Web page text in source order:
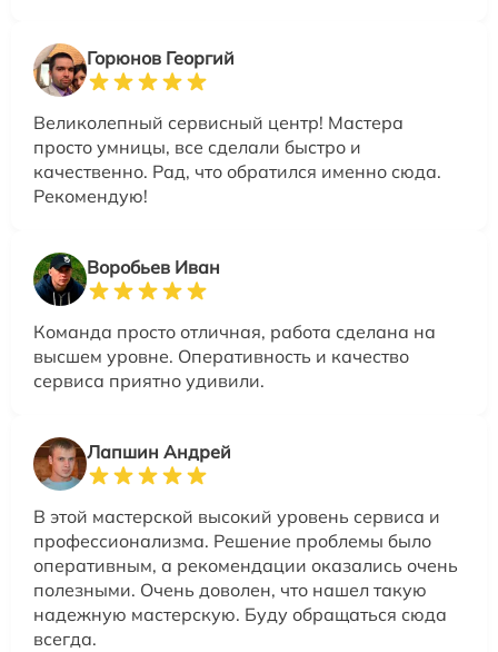
Горюнов Георгий
Великолепный сервисный центр! Мастера
просто умницы, все сделали быстро и
качественно. Рад, что обратился именно сюда.
Рекомендую!
Воробьев Иван
Команда просто отличная, работа сделана на
высшем уровне. Оперативность и качество
сервиса приятно удивили.
Лапшин Андрей
В этой мастерской высокий уровень сервиса и
профессионализма. Решение проблемы было
оперативным, а рекомендации оказались очень
полезными. Очень доволен, что нашел такую
надежную мастерскую. Буду обращаться сюда
всегда.